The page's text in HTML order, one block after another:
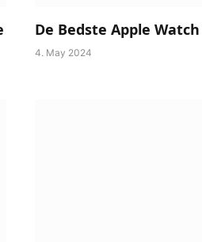
De Bedste Apple
4. May 2024